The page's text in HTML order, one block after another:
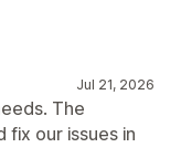
Jul 21, 2026
The
fix our issues in